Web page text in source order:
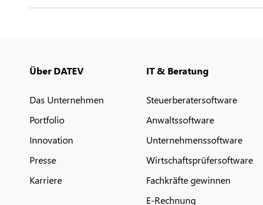
Über DATEV
Das Unternehmen
Portfolio
Innovation
Presse
Karriere
IT & Beratung
Steuerberatersoftware
Anwaltssoftware
Unternehmenssoftware
Wirtschaftsprüfersoftware
Fachkräfte gewinnen
E-Rechnung